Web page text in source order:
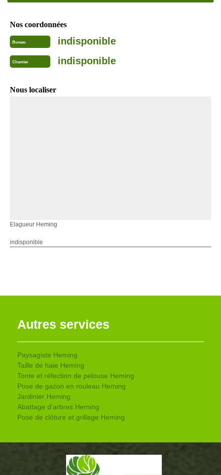
Nos coordonnées
Bureau indisponible
Chantier indisponible
Nous localiser
Elagueur Heming
indisponible
Autres services
Paysagiste Heming
Taille de haie Heming
Tonte et réfection de pelouse Heming
Pose de gazon en rouleau Heming
Jardinier Heming
Abattage d'arbres Heming
Pose de clôture et grillage Heming